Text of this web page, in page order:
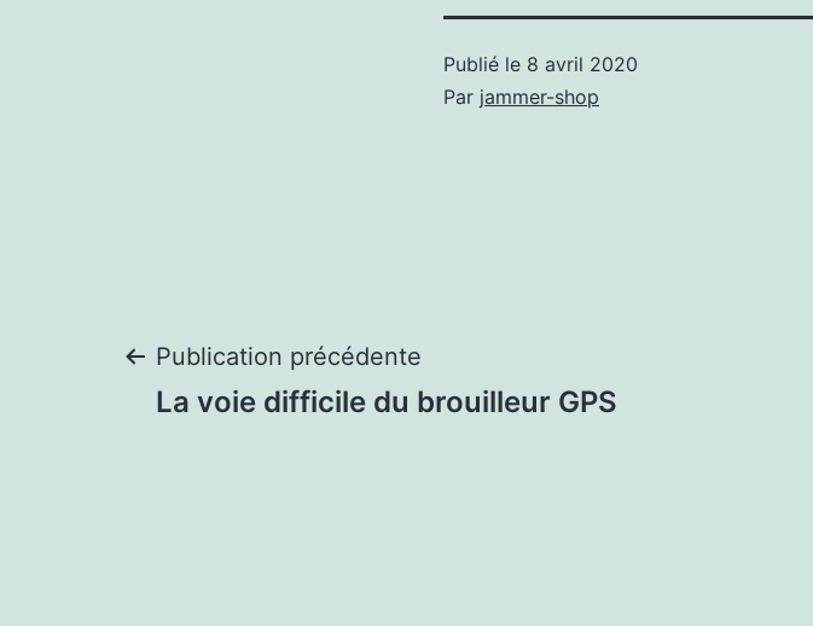
Publié le 8 avril 2020
Par jammer-shop
Navigation
Publication précédente
La voie difficile du brouilleur GPS